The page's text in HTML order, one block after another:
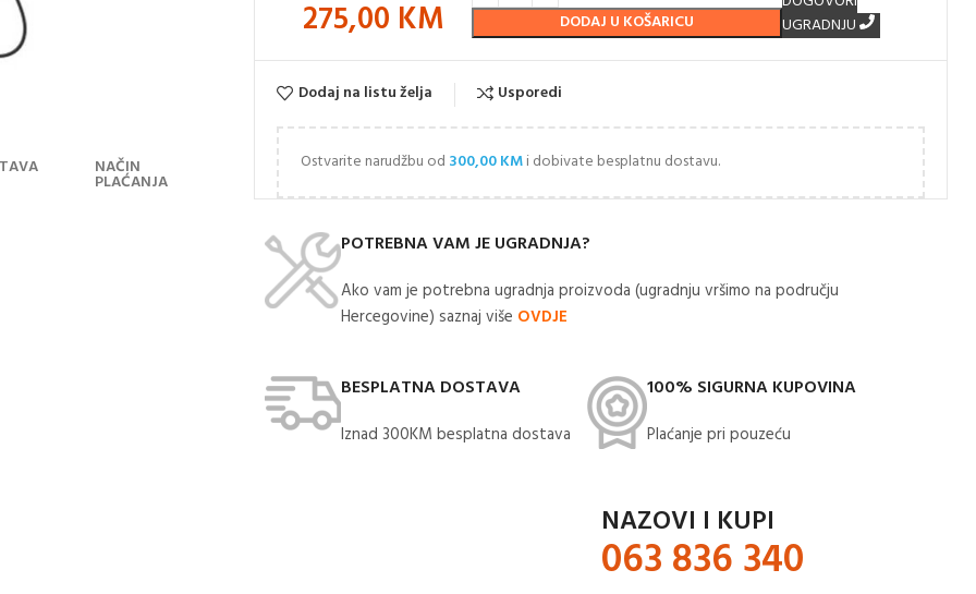
NAČIN
PLAĆANJA
275,00 KM DODAJ U KOŠARICU
UGRADNJU
Dodaj na listu želja Usporedi
Ostvarite narudžbu od 300,00KMi dobivate besplatnu dostavu.
POTREBNA VAM JE UGRADNJA?
Ako vam je potrebna ugradnja proizvoda (ugradnju vršimo na području
Hercegovine) saznaj više OVDJE
BESPLATNA DOSTAVA
Iznad 300KM besplatna dostava​
100% SIGURNA KUPOVINA
Plaćanje pri pouzeću
NAZOVI I KUPI
063 836 340